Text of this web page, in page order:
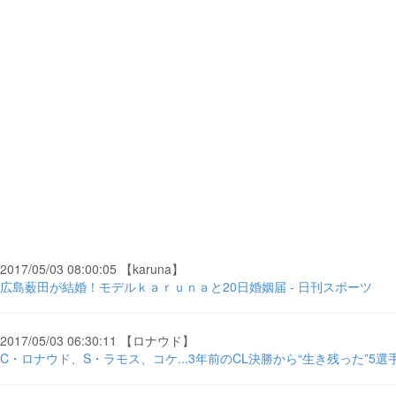
2017/05/03 08:00:05 【karuna】
広島薮田が結婚！モデルｋａｒｕｎａと20日婚姻届 - 日刊スポーツ
2017/05/03 06:30:11 【ロナウド】
C・ロナウド、S・ラモス、コケ...3年前のCL決勝から“生き残った”5選